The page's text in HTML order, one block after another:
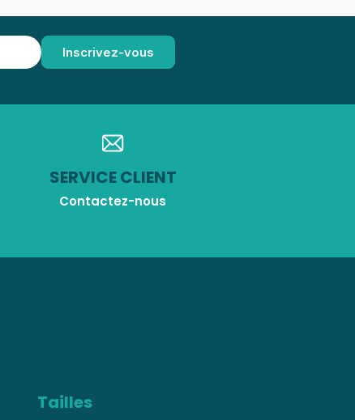
SERVICE CLIENT
Contactez-nous
Tailles